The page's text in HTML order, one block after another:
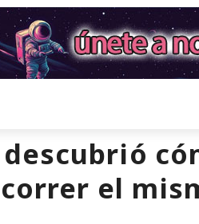
el